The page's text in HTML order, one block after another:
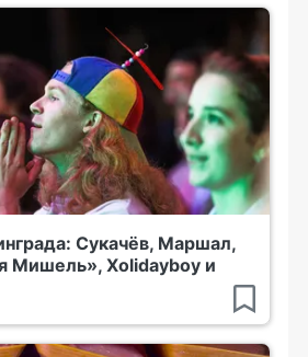
Сукачёв, Маршал,
Мишель», Xolidayboy и